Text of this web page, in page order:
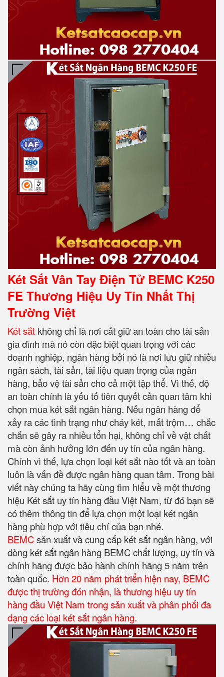
Két Sắt Vân Tay Điện Tử BEMC K250
FE Thương Hiệu Uy Tín Nhất Thị
Trường Việt
Két sắt không chỉ là nơi cất giữ an toàn cho tài sản
gia đình mà nó còn đặc biệt quan trọng với các
doanh nghiệp, ngân hàng bởi nó là nơi lưu giữ nhiều
ngân sách, tài sản, tài liệu quan trọng của ngân
hàng, bảo vệ tài sản cho cả một tập thể. Vì thế, độ
an toàn chính là yếu tố tiên quyết cần quan tâm khi
chọn mua két sắt ngân hàng. Nếu ngân hàng để
xảy ra các tình trạng như cháy két, mất trộm… chắc
chắn sẽ gây ra nhiều tổn hại, không chỉ về vật chất
mà còn ảnh hưởng lớn đến uy tín của ngân hàng.
Chính vì thế, lựa chọn loại két sắt nào tốt và an toàn
luôn là vấn đề được ngân hàng quan tâm. Trong bài
viết này chúng ta hãy cùng tìm hiểu về một thương
hiệu Két sắt uy tín hàng đầu Việt Nam, từ đó bạn sẽ
có thêm thông tin để lựa chọn một loại két ngân
hàng phù hợp với tiêu chí của bạn nhé.
BEMCsản xuất và cung cấp két sắt ngân hàng, với
dòng két sắt ngân hàng BEMC chất lượng, uy tín và
chính hãng được bảo hành chính hãng 5 năm trên
toàn quốc. Hơn 20 năm phát triển hiện nay, BEMC
được thị trường đón nhận, là thương hiệu uy tín
hàng đầu Việt Nam trong sản xuất và phân phối đa
dạng các loại két sắt ngân hàng.